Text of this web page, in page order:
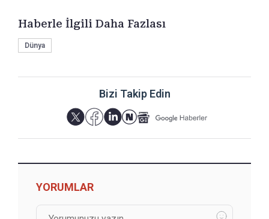
Haberle İlgili Daha Fazlası
Dünya
Bizi Takip Edin
YORUMLAR